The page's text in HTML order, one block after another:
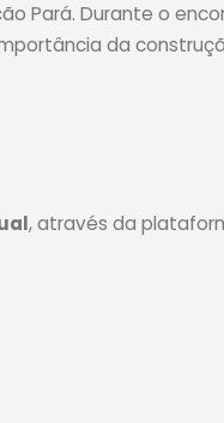
Pará. Durante o
da
, através da